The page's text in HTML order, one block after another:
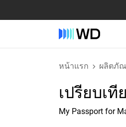
หน้าแรก ผลิตภั
เปรียบเ
My Passport for